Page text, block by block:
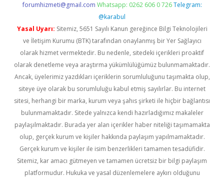
forumhizmeti@gmail.com Whatsapp: 0262 606 0 726 Telegram:
@karabul
Yasal Uyarı: Sitemiz, 5651 Sayılı Kanun gereğince Bilgi Teknolojileri
ve İletişim Kurumu (BTK) tarafından onaylanmış bir Yer Sağlayıcı
olarak hizmet vermektedir. Bu nedenle, sitedeki içerikleri proaktif
olarak denetleme veya araştırma yükümlülüğümüz bulunmamaktadır.
Ancak, üyelerimiz yazdıkları içeriklerin sorumluluğunu taşımakta olup,
siteye üye olarak bu sorumluluğu kabul etmiş sayılırlar. Bu internet
sitesi, herhangi bir marka, kurum veya şahıs şirketi ile hiçbir bağlantısı
bulunmamaktadır. Sitede yalnızca kendi hazırladığımız makaleler
paylaşılmaktadır. Burada yer alan içerikler haber niteliği taşımamakta
olup, gerçek kurum ve kişiler hakkında paylaşım yapılmamaktadır.
Gerçek kurum ve kişiler ile isim benzerlikleri tamamen tesadüfidir.
Sitemiz, kar amacı gütmeyen ve tamamen ücretsiz bir bilgi paylaşım
platformudur. Hukuka ve yasal düzenlemelere aykırı olduğunu